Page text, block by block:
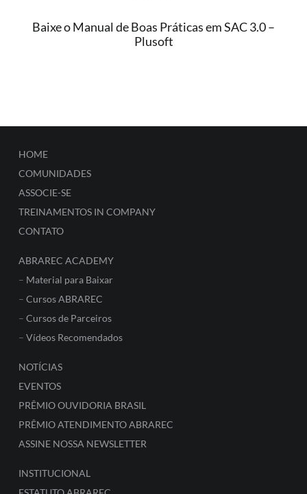
Baixe o Manual de Boas Práticas em SAC 3.0 –
Plusoft
HOME
COMUNIDADES
ASSOCIE-SE
TREINAMENTOS IN COMPANY
CONTATO
ABRAREC ACADEMY
– Material para Baixar
– Cursos ABRAREC
– Cursos de Parceiros
– Vídeos Recomendados
NOTÍCIAS
EVENTOS
PRÊMIO OUVIDORIA BRASIL
PRÊMIO ATENDIMENTO ABRAREC
ASSINE NOSSA NEWSLETTER
INSTITUCIONAL